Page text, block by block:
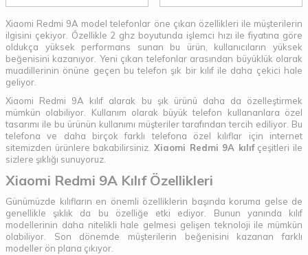
Xiaomi Redmi 9A model telefonlar öne çıkan özellikleri ile müşterilerin
ilgisini çekiyor. Özellikle 2 ghz boyutunda işlemci hızı ile fiyatına göre
oldukça yüksek performans sunan bu ürün, kullanıcıların yüksek
beğenisini kazanıyor. Yeni çıkan telefonlar arasından büyüklük olarak
muadillerinin önüne geçen bu telefon şık bir kılıf ile daha çekici hale
geliyor.
Xiaomi Redmi 9A kılıf alarak bu şık ürünü daha da özelleştirmek
mümkün olabiliyor. Kullanım olarak büyük telefon kullananlara özel
tasarımı ile bu ürünün kullanımı müşteriler tarafından tercih ediliyor. Bu
telefona ve daha birçok farklı telefona özel kılıflar için internet
sitemizden ürünlere bakabilirsiniz. Xiaomi Redmi 9A kılıfçeşitleri ile
sizlere şıklığı sunuyoruz.
Xiaomi Redmi 9A Kılıf Özellikleri
Günümüzde kılıfların en önemli özelliklerin başında koruma gelse de
genellikle şıklık da bu özelliğe etki ediyor. Bunun yanında kılıf
modellerinin daha nitelikli hale gelmesi gelişen teknoloji ile mümkün
olabiliyor. Son dönemde müşterilerin beğenisini kazanan farklı
modeller ön plana çıkıyor.